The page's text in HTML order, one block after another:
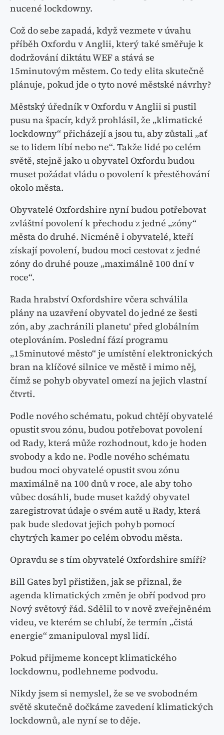
nucené lockdowny.
Což do sebe zapadá, když vezmete v úvahu
příběh Oxfordu v Anglii, který také směřuje k
dodržování diktátu WEF a stává se
15minutovým městem. Co tedy elita skutečně
plánuje, pokud jde o tyto nové městské návrhy?
Městský úředník v Oxfordu v Anglii si pustil
pusu na špacír, když prohlásil, že „klimatické
lockdowny“ přicházejí a jsou tu, aby zůstali „ať
se to lidem líbí nebo ne“. Takže lidé po celém
světě, stejně jako u obyvatel Oxfordu budou
muset požádat vládu o povolení k přestěhování
okolo města.
Obyvatelé Oxfordshire nyní budou potřebovat
zvláštní povolení k přechodu z jedné „zóny“
města do druhé. Nicméně i obyvatelé, kteří
získají povolení, budou moci cestovat z jedné
zóny do druhé pouze „maximálně 100 dní v
roce“.
Rada hrabství Oxfordshire včera schválila
plány na uzavření obyvatel do jedné ze šesti
zón, aby ‚zachránili planetu‘ před globálním
oteplováním. Poslední fází programu
„15minutové město“ je umístění elektronických
bran na klíčové silnice ve městě i mimo něj,
čímž se pohyb obyvatel omezí na jejich vlastní
čtvrti.
Podle nového schématu, pokud chtějí obyvatelé
opustit svou zónu, budou potřebovat povolení
od Rady, která může rozhodnout, kdo je hoden
svobody a kdo ne. Podle nového schématu
budou moci obyvatelé opustit svou zónu
maximálně na 100 dnů v roce, ale aby toho
vůbec dosáhli, bude muset každý obyvatel
zaregistrovat údaje o svém autě u Rady, která
pak bude sledovat jejich pohyb pomocí
chytrých kamer po celém obvodu města.
Opravdu se s tím obyvatelé Oxfordshire smíří?
Bill Gates byl přistižen, jak se přiznal, že
agenda klimatických změn je obří podvod pro
Nový světový řád. Sdělil to v nově zveřejněném
videu, ve kterém se chlubí, že termín „čistá
energie“ zmanipuloval mysl lidí.
Pokud přijmeme koncept klimatického
lockdownu, podlehneme podvodu.
Nikdy jsem si nemyslel, že se ve svobodném
světě skutečně dočkáme zavedení klimatických
lockdownů, ale nyní se to děje.